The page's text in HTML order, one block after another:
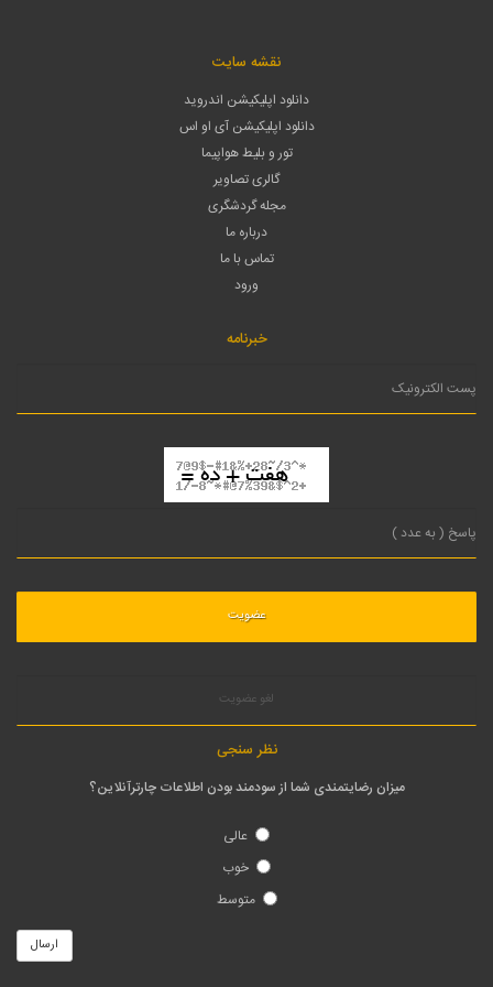
نقشه سایت
دانلود اپلیکیشن اندروید
دانلود اپلیکیشن آی او اس
تور و بلیط هواپیما
گالری تصاویر
مجله گردشگری
درباره ما
تماس با ما
ورود
خبرنامه
لغو عضویت
نظر سنجی
میزان رضایتمندی شما از سودمند بودن اطلاعات چارترآنلاین؟
عالی
خوب
متوسط
ارسال